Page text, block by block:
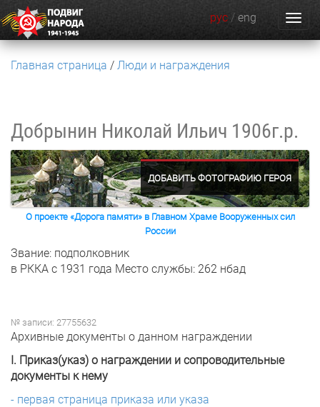
рус / eng
Главная страница Люди и награждения
Добрынин Николай Ильич 1906г.р.
ДОБАВИТЬ ФОТОГРАФИЮ ГЕРОЯ
О проекте «Дорога памяти» в Главном Храме Вооруженных сил
России
Звание: подполковник
в РККА с 1931 года Место службы: 262 нбад
№ записи: 27755632
Архивные документы о данном награждении
I. Приказ(указ) о награждении и сопроводительные
документы к нему
- первая страница приказа или указа